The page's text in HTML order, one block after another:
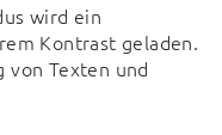
wird ein
Kontrast geladen.
von Texten und